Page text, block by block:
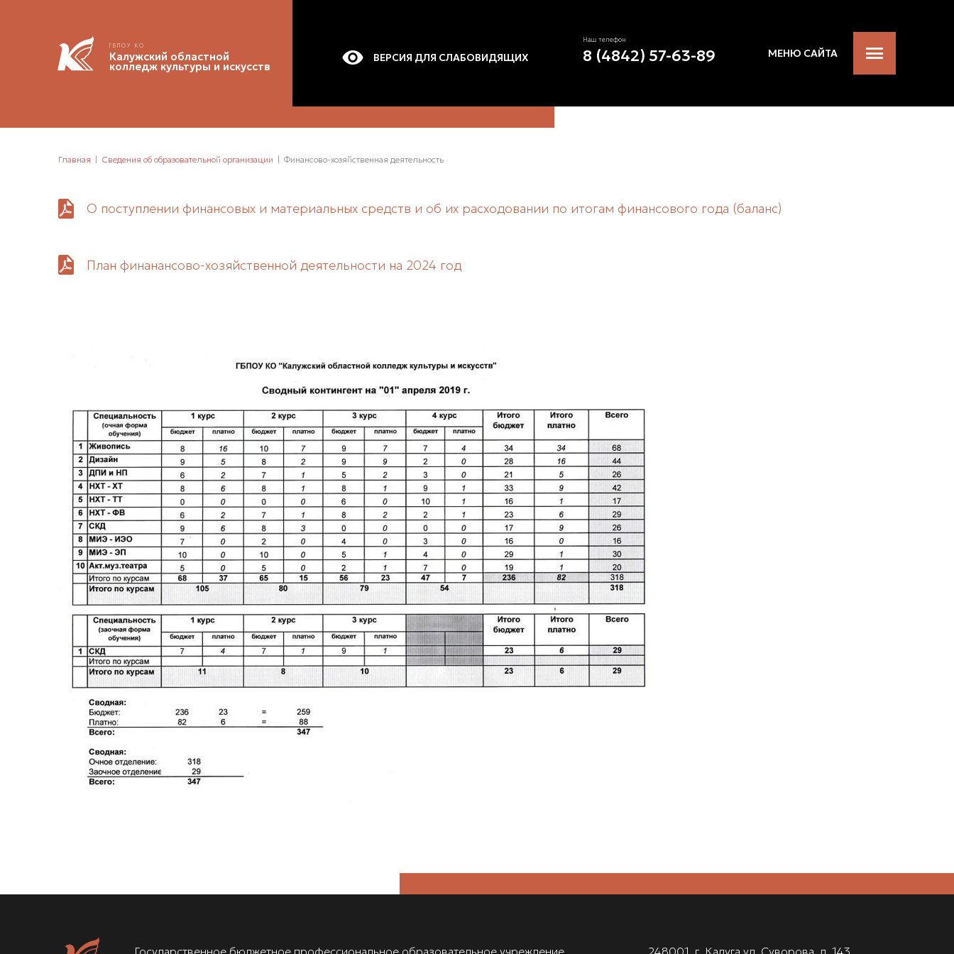
ГБПОУ КО
Калужский областной
колледж культуры и искусств
ВЕРСИЯ ДЛЯ СЛАБОВИДЯЩИХ
Наш телефон
8 (4842) 57-63-89 МЕНЮ САЙТА
Главная Сведения об образовательной организации Финансово-хозяйственная деятельность
О поступлении финансовых и материальных средств и об их расходовании по итогам финансового года (баланс)
План финанансово-хозяйственной деятельности на 2024 год
Государственное бюджетное профессиональное образовательное учреждение 248001, г. Калуга ул. Суворова, д. 143